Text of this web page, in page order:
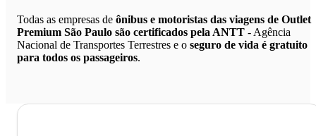
Todas as empresas de ônibus e motoristas das viagens de Outlet
Premium São Paulo são certificados pela ANTT - Agência
Nacional de Transportes Terrestres e o seguro de vida é gratuito
para todos os passageiros.